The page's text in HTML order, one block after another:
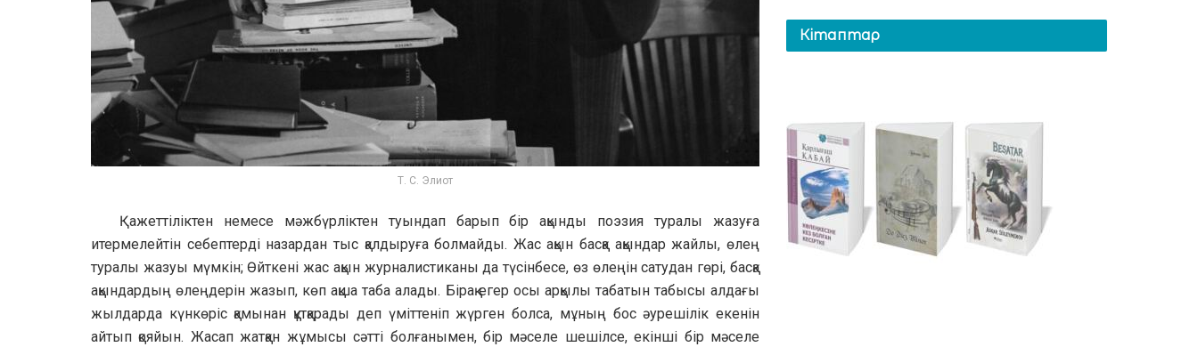
Т. С. Элиот
Қажеттіліктен немесе мәжбүрліктен туындап барып бір ақынды поэзия туралы жазуға
итермелейтін себептерді назардан тыс қалдыруға болмайды. Жас ақын басқа ақындар жайлы, өлең
туралы жазуы мүмкін; Өйткені жас ақын журналистиканы да түсінбесе, өз өлеңін сатудан гөрі, басқа
ақындардың өлеңдерін жазып, көп ақша таба алады. Бірақ егер осы арқылы табатын табысы алдағы
жылдарда күнкөріс қамынан құтқарады деп үміттеніп жүрген болса, мұның бос әурешілік екенін
айтып қояйын. Жасап жатқан жұмысы сәтті болғанымен, бір мәселе шешілсе, екінші бір мәселе
Кітаптар